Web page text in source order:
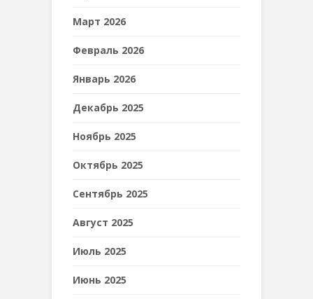
Март 2026
Февраль 2026
Январь 2026
Декабрь 2025
Ноябрь 2025
Октябрь 2025
Сентябрь 2025
Август 2025
Июль 2025
Июнь 2025